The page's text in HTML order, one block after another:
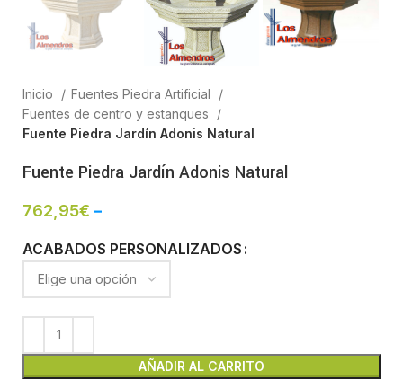
Inicio
Fuentes Piedra Artificial
Fuentes de centro y estanques
Fuente Piedra Jardín Adonis Natural
Fuente Piedra Jardín Adonis Natural
762,95€ –
ACABADOS PERSONALIZADOS
AÑADIR AL CARRITO